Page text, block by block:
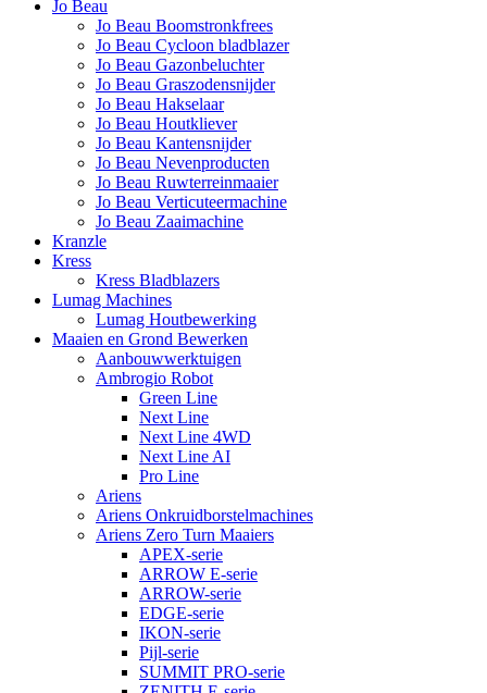
Jo Beau
Jo Beau Boomstronkfrees
Jo Beau Cycloon bladblazer
Jo Beau Gazonbeluchter
Jo Beau Graszodensnijder
Jo Beau Hakselaar
Jo Beau Houtkliever
Jo Beau Kantensnijder
Jo Beau Nevenproducten
Jo Beau Ruwterreinmaaier
Jo Beau Verticuteermachine
Jo Beau Zaaimachine
Kranzle
Kress
Kress Bladblazers
Lumag Machines
Lumag Houtbewerking
Maaien en Grond Bewerken
Aanbouwwerktuigen
Ambrogio Robot
Green Line
Next Line
Next Line 4WD
Next Line AI
Pro Line
Ariens
Ariens Onkruidborstelmachines
Ariens Zero Turn Maaiers
APEX-serie
ARROW E-serie
ARROW-serie
EDGE-serie
IKON-serie
Pijl-serie
SUMMIT PRO-serie